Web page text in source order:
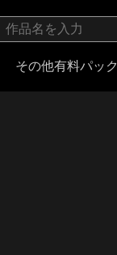
その他有料パック